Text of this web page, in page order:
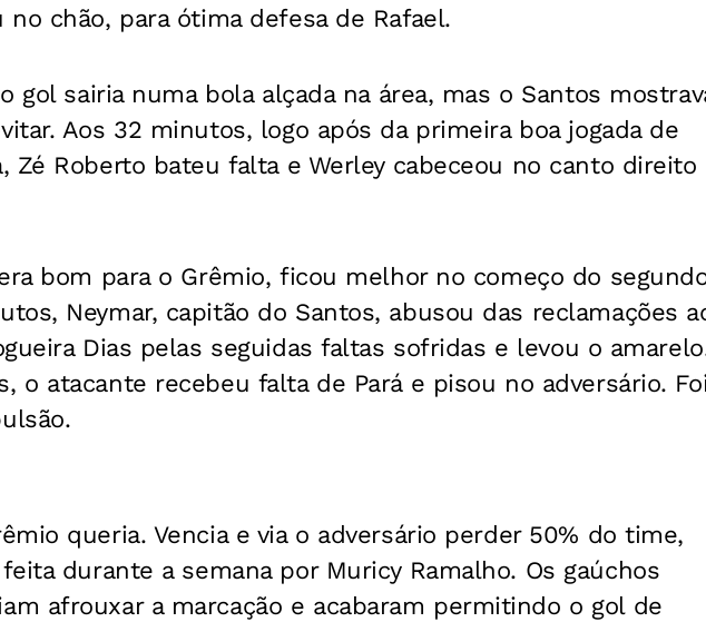
chão, para ótima defesa de Rafael.
gol sairia numa bola alçada na área, mas o Santos
Aos 32 minutos, logo após da primeira boa jogada de
Zé Roberto bateu falta e Werley cabeceou no canto direito
bom para o Grêmio, ficou melhor no começo do
Neymar, capitão do Santos, abusou das reclamações
Dias pelas seguidas faltas sofridas e levou o
o atacante recebeu falta de Pará e pisou no adversário.
queria. Vencia e via o adversário perder 50% do time,
durante a semana por Muricy Ramalho. Os gaúchos
afrouxar a marcação e acabaram permitindo o gol de